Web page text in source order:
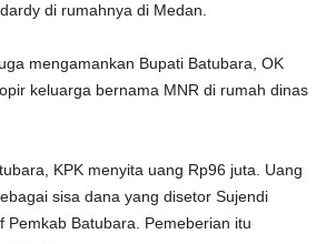
di rumahnya di Medan.
mengamankan Bupati Batubara, OK
keluarga bernama MNR di rumah dinas
KPK menyita uang Rp96 juta. Uang
sisa dana yang disetor Sujendi
Pemkab Batubara. Pemeberian itu